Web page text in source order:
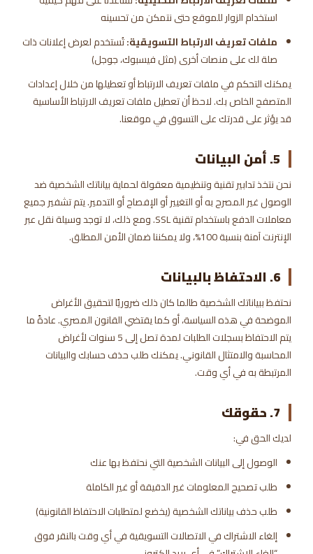
استخدام الزوار للموقع حتى نتمكن من تحسينه
ملفات تعريف الارتباط التسويقية:تُستخدم لعرض إعلانات ذات
صلة لك على منصات أخرى (مثل فيسبوك، جوجل)
يمكنك التحكم في ملفات تعريف الارتباط أو تعطيلها من خلال إعدادات
المتصفح الخاص بك. لاحظ أن تعطيل ملفات تعريف الارتباط الأساسية
قد يؤثر على قدرتك على التسوق في موقعنا.
5. أمن البيانات
نحن نتخذ تدابير تقنية وتنظيمية معقولة لحماية بياناتك الشخصية ضد
الوصول غير المصرح به أو التغيير أو الإفصاح أو التدمير. يتم تشفير جميع
معاملات الدفع باستخدام تقنية SSL. ومع ذلك، لا توجد وسيلة نقل عبر
الإنترنت آمنة بنسبة 100%، ولا يمكننا ضمان الأمن المطلق.
6. الاحتفاظ بالبيانات
نحتفظ ببياناتك الشخصية طالما كان ذلك ضروريًا لتحقيق الأغراض
الموضحة في هذه السياسة، أو كما يقتضي القانون المصري. عادةً ما
يتم الاحتفاظ بسجلات الطلبات لمدة تصل إلى 5 سنوات لأغراض
المحاسبة والامتثال القانوني. يمكنك طلب حذف حسابك والبيانات
المرتبطة به في أي وقت.
7. حقوقك
لديك الحق في:
الوصول إلى البيانات الشخصية التي نحتفظ بها عنك
طلب تصحيح المعلومات غير الدقيقة أو غير الكاملة
طلب حذف بياناتك الشخصية (يخضع لمتطلبات الاحتفاظ القانونية)
إلغاء الاشتراك في الاتصالات التسويقية في أي وقت بالنقر فوق